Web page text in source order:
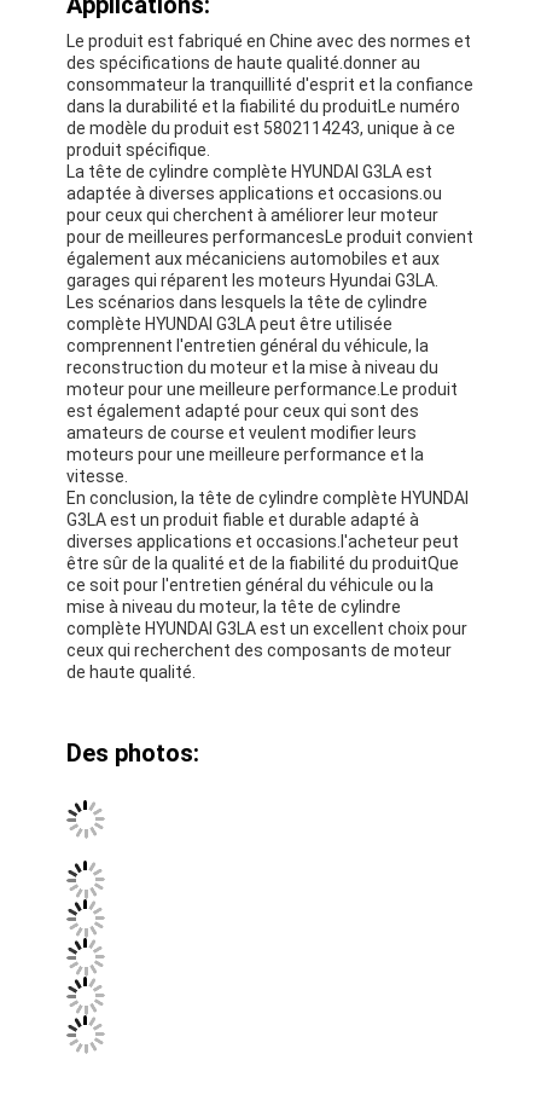
À propos de nous
Visite de l'usine
Contrôle de la qualité
Nous contacter
Discuter Maintenant
bloc-cylindres de moteur
ACCOMPLISSEZ LA CULASSE
Culasse de moteur
vilebrequin de moteur
Arbre à cames de moteur
Moteur bielle
Bras de balancier de moteur
Réparations de culasse
POULIE DE VILEBREQUIN
garniture de culasse
TURBOCOMPRESSEUR de voiture
Pompe de direction de voiture
Pièces de moteur d'automobile
Le produit est fabriqué en Chine avec des normes et
des spécifications de haute qualité.donner au
consommateur la tranquillité d'esprit et la confiance
dans la durabilité et la fiabilité du produitLe numéro
de modèle du produit est 5802114243, unique à ce
produit spécifique.
La tête de cylindre complète HYUNDAI G3LA est
adaptée à diverses applications et occasions.ou
pour ceux qui cherchent à améliorer leur moteur
pour de meilleures performancesLe produit convient
également aux mécaniciens automobiles et aux
garages qui réparent les moteurs Hyundai G3LA.
Les scénarios dans lesquels la tête de cylindre
complète HYUNDAI G3LA peut être utilisée
comprennent l'entretien général du véhicule, la
reconstruction du moteur et la mise à niveau du
moteur pour une meilleure performance.Le produit
est également adapté pour ceux qui sont des
amateurs de course et veulent modifier leurs
moteurs pour une meilleure performance et la
vitesse.
En conclusion, la tête de cylindre complète HYUNDAI
G3LA est un produit fiable et durable adapté à
diverses applications et occasions.l'acheteur peut
être sûr de la qualité et de la fiabilité du produitQue
ce soit pour l'entretien général du véhicule ou la
mise à niveau du moteur, la tête de cylindre
complète HYUNDAI G3LA est un excellent choix pour
ceux qui recherchent des composants de moteur
de haute qualité.
Des photos: